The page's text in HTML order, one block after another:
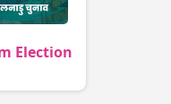
Election